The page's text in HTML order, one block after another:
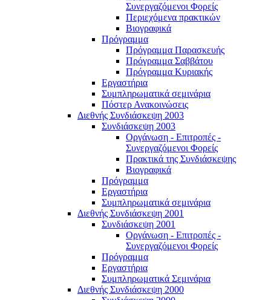
Συνεργαζόμενοι Φορείς
Περιεχόμενα πρακτικών
Βιογραφικά
Πρόγραμμα
Πρόγραμμα Παρασκευής
Πρόγραμμα Σαββάτου
Πρόγραμμα Κυριακής
Εργαστήρια
Συμπληρωματικά σεμινάρια
Πόστερ Ανακοινώσεις
Διεθνής Συνδιάσκεψη 2003
Συνδιάσκεψη 2003
Οργάνωση - Επιτροπές -
Συνεργαζόμενοι Φορείς
Πρακτικά της Συνδιάσκεψης
Βιογραφικά
Πρόγραμμα
Εργαστήρια
Συμπληρωματικά σεμινάρια
Διεθνής Συνδιάσκεψη 2001
Συνδιάσκεψη 2001
Οργάνωση - Επιτροπές -
Συνεργαζόμενοι Φορείς
Πρόγραμμα
Εργαστήρια
Συμπληρωματικά Σεμινάρια
Διεθνής Συνδιάσκεψη 2000